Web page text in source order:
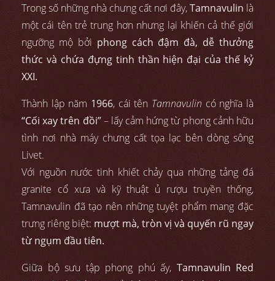
Trong số những nhà chưng cất nơi đây,Tamnavulin là
một cái tên trẻ trung hơn nhưng lại khiến cả thế giới
ngưỡng mộ bởi phong cách đậm đà, dễ thưởng
thức và chứa đựng tinh thần hiện đại của thế kỷ
XXI.
Thành lập năm 1966, cái tên Tamnavulin có nghĩa là
“Cối xay trên đồi”– lấy cảm hứng từ phong cảnh hữu
tình nơi nhà máy chưng cất tọa lạc bên dòng sông
Livet.
Với nguồn nước tinh khiết chảy qua những tảng đá
granite cổ xưa và kỹ thuật ủ rượu truyền thống,
Tamnavulin đã tạo nên những tuyệt phẩm mang đặc
trưng riêng biệt: mượt mà, tròn vị và quyến rũ ngay
từ ngụm đầu tiên.
Giữa bộ sưu tập phong phú ấy, Tamnavulin Red